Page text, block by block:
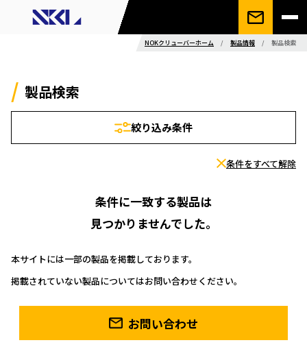
NOKクリューバーホーム / 製品情報 / 製品検索
製品検索
絞り込み条件
条件をすべて解除
条件に一致する製品は
見つかりませんでした。
本サイトには一部の製品を掲載しております。
掲載されていない製品についてはお問い合わせください。
お問い合わせ